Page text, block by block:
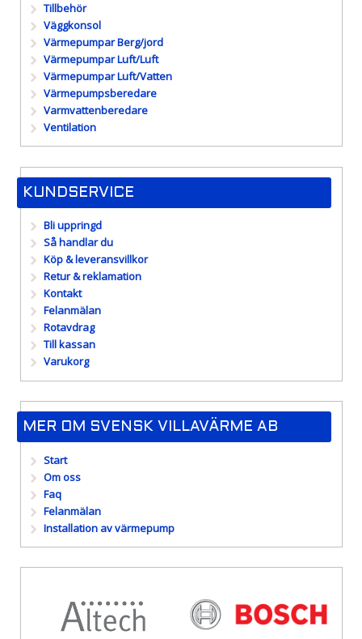
Tillbehör
Väggkonsol
Värmepumpar Berg/jord
Värmepumpar Luft/Luft
Värmepumpar Luft/Vatten
Värmepumpsberedare
Varmvattenberedare
Ventilation
KUNDSERVICE
Bli uppringd
Så handlar du
Köp & leveransvillkor
Retur & reklamation
Kontakt
Felanmälan
Rotavdrag
Till kassan
Varukorg
MER OM SVENSK VILLAVÄRME AB
Start
Om oss
Faq
Felanmälan
Installation av värmepump